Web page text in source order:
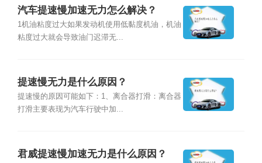
汽车提速慢加速无力怎么解决？
1机油粘度过大如果发动机使用低黏度机油，机油
粘度过大就会导致油门迟滞无...
提速慢无力是什么原因？
提速慢的原因可能如下：1、离合器打滑：离合器
打滑主要表现为汽车行驶中加...
君威提速慢加速无力是什么原因？